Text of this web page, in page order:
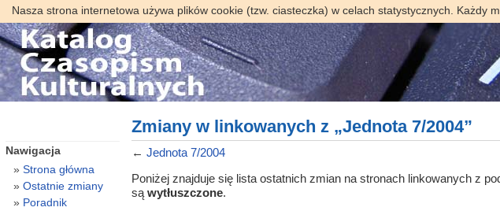
Nasza strona internetowa używa plików cookie (tzw. ciasteczka) w celach statystycznych. Każdy
Zmiany w linkowanych z „Jednota 7/2004”
← Jednota 7/2004
Poniżej znajduje się lista ostatnich zmian na stronach linkowanych z
są wytłuszczone.
Nawigacja
Strona główna
Ostatnie zmiany
Poradnik